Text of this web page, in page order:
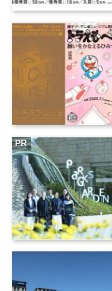
PR